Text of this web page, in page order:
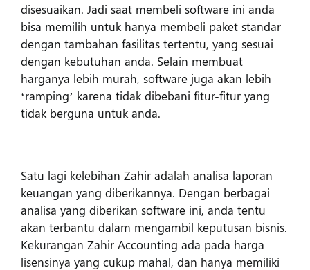
disesuaikan. Jadi saat membeli software ini anda
bisa memilih untuk hanya membeli paket standar
dengan tambahan fasilitas tertentu, yang sesuai
dengan kebutuhan anda. Selain membuat
harganya lebih murah, software juga akan lebih
‘ramping’ karena tidak dibebani fitur-fitur yang
tidak berguna untuk anda.
Satu lagi kelebihan Zahir adalah analisa laporan
keuangan yang diberikannya. Dengan berbagai
analisa yang diberikan software ini, anda tentu
akan terbantu dalam mengambil keputusan bisnis.
Kekurangan Zahir Accounting ada pada harga
lisensinya yang cukup mahal, dan hanya memiliki